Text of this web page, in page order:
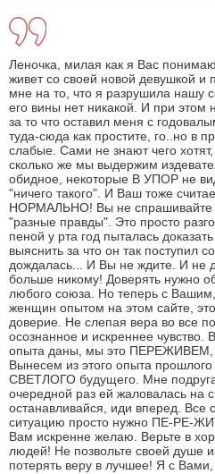
Леночка, милая как я Вас
живет со своей новой девушкой и
мне на то, что я разрушила нашу
его вины нет никакой. И при этом
за то что оставил меня с
туда-сюда как простите, го..но в
слабые. Сами не знают чего
сколько же мы выдержим
обидное, некоторые В УПОР не
"ничего такого". И Ваш тоже
НОРМАЛЬНО! Вы не спрашивайте
"разные правды". Это просто
пеной у рта год пыталась
выяснить за что он так поступил
дождалась... И Вы не ждите. И не
больше никому! Доверять нужно
любого союза. Но теперь с
женщин опытом на этом сайте,
доверие. Не слепая вера во все
осознанное и искреннее
опыта даны, мы это ПЕРЕЖИВЕМ,
Вынесем из этого опыта
СВЕТЛОГО будущего. Мне подруга
очередной раз ей жаловалась на
останавливайся, иди вперед. Все
ситуацию просто нужно ПЕ-РЕ-
Вам искренне желаю. Верьте в
людей! Не позвольте своей душе
потерять веру в лучшее! Я с